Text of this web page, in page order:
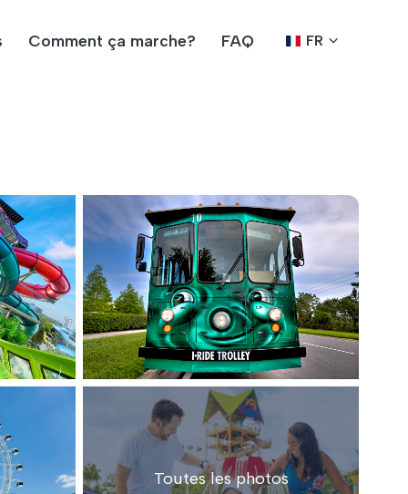
Comment ça marche? FAQ FR
Toutes les photos